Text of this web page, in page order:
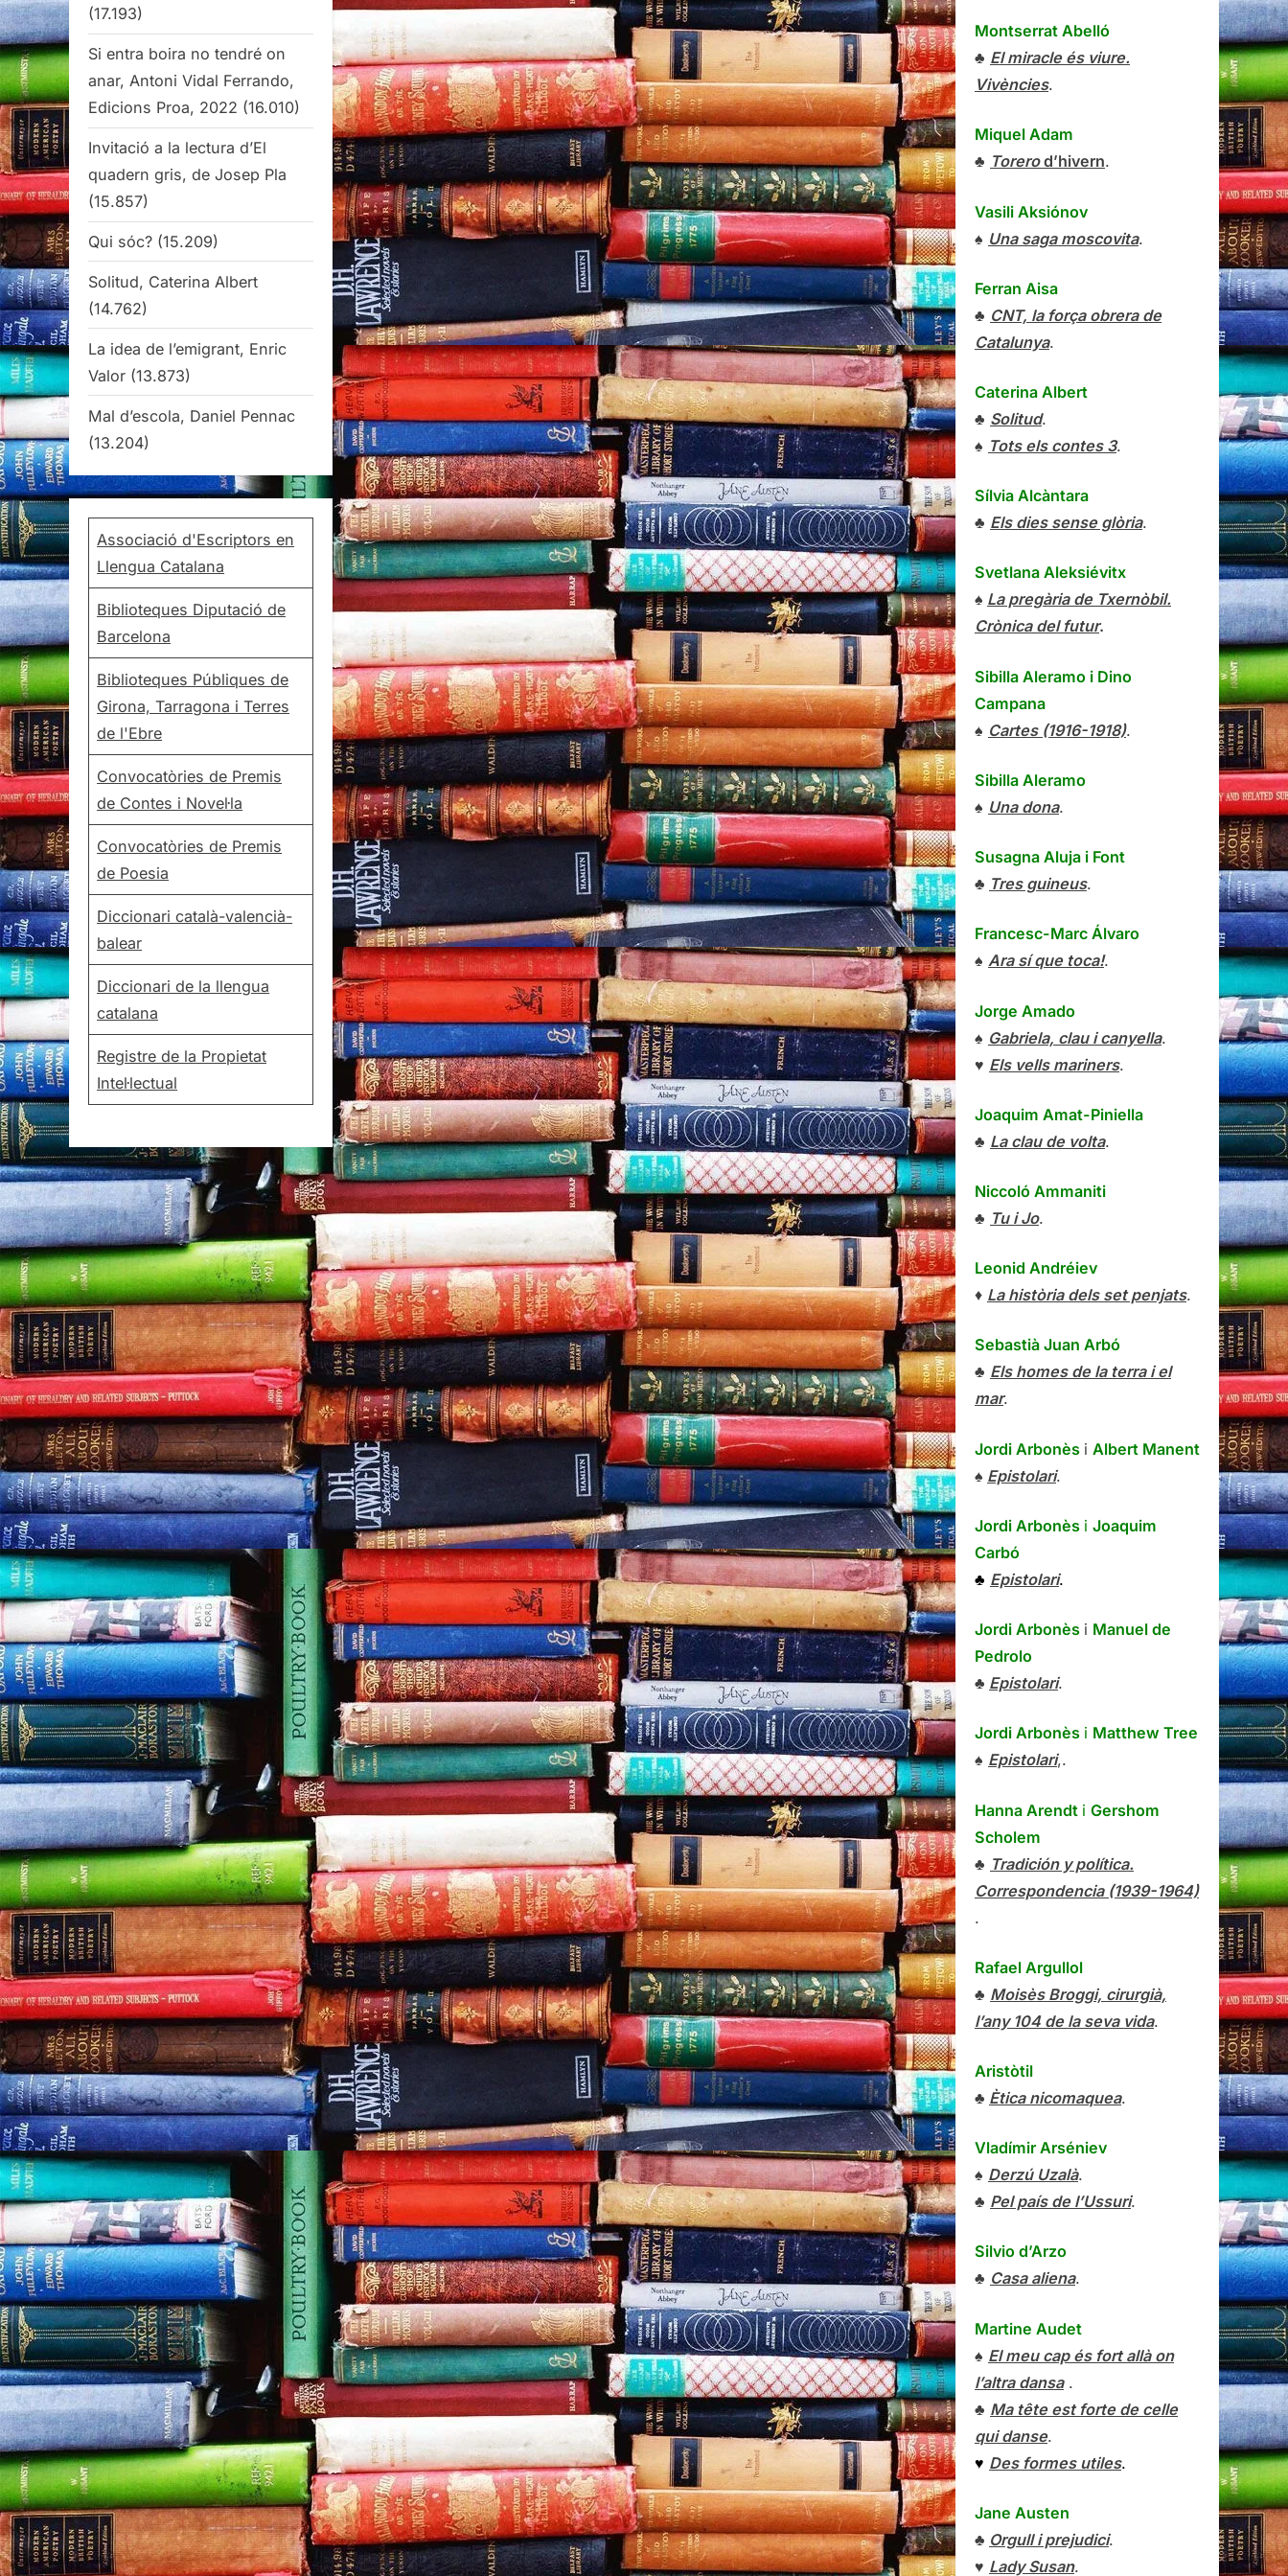
(17.193)
Si entra boira no tendré on
anar, Antoni Vidal Ferrando,
Edicions Proa, 2022 (16.010)
Invitació a la lectura d’El
quadern gris, de Josep Pla
(15.857)
Qui sóc? (15.209)
Solitud, Caterina Albert
(14.762)
La idea de l’emigrant, Enric
Valor (13.873)
Mal d’escola, Daniel Pennac
(13.204)
Associació d'Escriptors en
Llengua Catalana
Biblioteques Diputació de
Barcelona
Biblioteques Públiques de
Girona, Tarragona i Terres
de l'Ebre
Convocatòries de Premis
de Contes i Novel·la
Convocatòries de Premis
de Poesia
Diccionari català-valencià-
balear
Diccionari de la llengua
catalana
Registre de la Propietat
Intel·lectual
Montserrat Abelló
♣ El miracle és viure.
Vivències.
Miquel Adam
♣ Torerod’hivern.
Vasili Aksiónov
♠ Una saga moscovita.
Ferran Aisa
♣ CNT, la força obrera de
Catalunya.
Caterina Albert
♣ Solitud.
♠ Tots els contes 3.
Sílvia Alcàntara
♣ Els dies sense glòria.
Svetlana Aleksiévitx
♠ La pregària de Txernòbil.
Crònica del futur.
Sibilla Aleramo i Dino
Campana
♠ Cartes (1916-1918).
Sibilla Aleramo
♠ Una dona.
Susagna Aluja i Font
♣ Tres guineus.
Francesc-Marc Álvaro
♠ Ara sí que toca!.
Jorge Amado
♠ Gabriela, clau i canyella.
♥ Els vells mariners.
Joaquim Amat-Piniella
♣ La clau de volta.
Niccoló Ammaniti
♣ Tu i Jo.
Leonid Andréiev
♦ La història dels set penjats.
Sebastià Juan Arbó
♣ Els homes de la terra i el
mar.
Jordi Arbonès i Albert Manent
♠ Epistolari.
Jordi Arbonès i Joaquim
Carbó
♣ Epistolari.
Jordi Arbonès i Manuel de
Pedrolo
♣ Epistolari.
Jordi Arbonès i Matthew Tree
♠ Epistolari,.
Hanna Arendt i Gershom
Scholem
♣ Tradición y política.
Correspondencia (1939-1964)
.
Rafael Argullol
♣ Moisès Broggi, cirurgià,
l’any 104 de la seva vida.
Aristòtil
♣ Ètica nicomaquea.
Vladímir Arséniev
♠ Derzú Uzalà.
♣ Pel país de l’Ussuri.
Silvio d’Arzo
♣ Casa aliena.
Martine Audet
♠ El meu cap és fort allà on
l’altra dansa.
♣ Ma tête est forte de celle
qui danse.
♥ Des formes utiles.
Jane Austen
♣ Orgull i prejudici.
♥ Lady Susan.